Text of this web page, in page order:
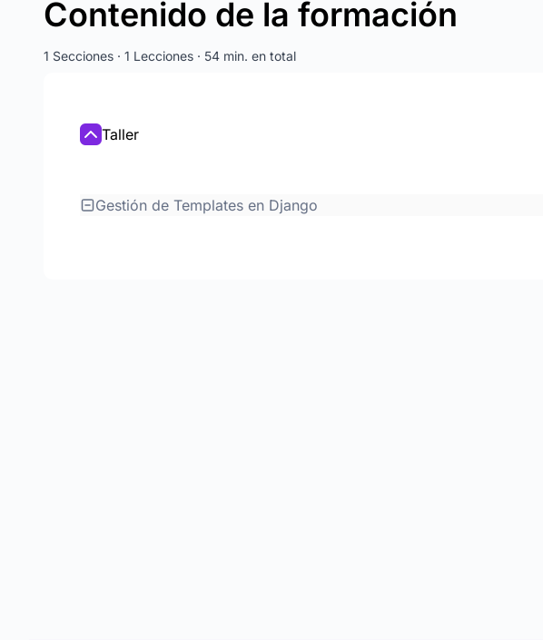
Contenido de la formación
1 Secciones · 1 Lecciones · 54 min. en total
Taller
Gestión de Templates en Django